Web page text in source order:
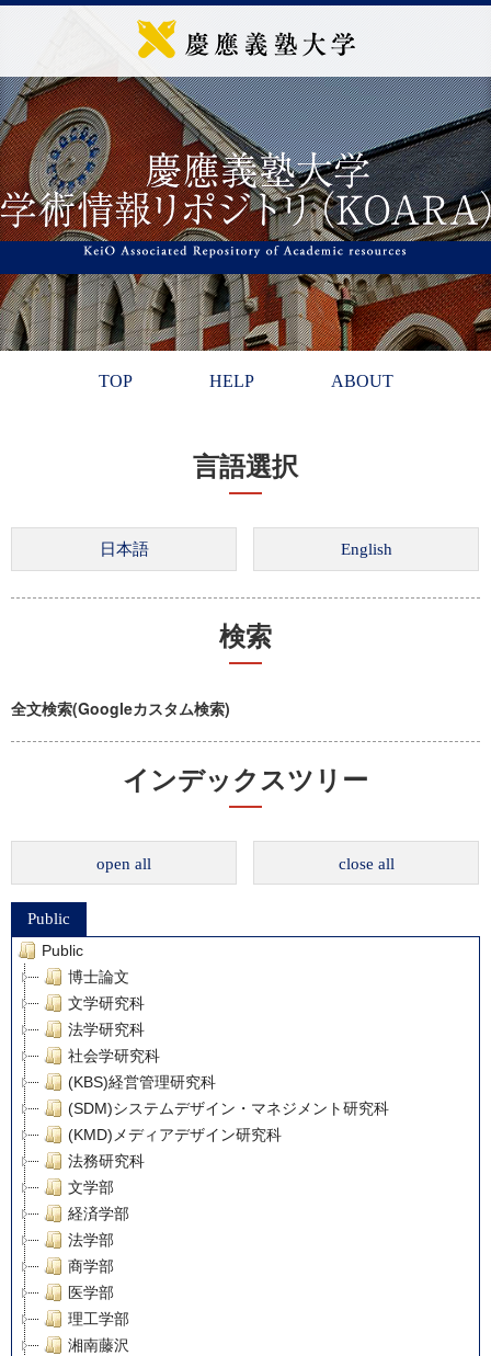
TOP HELP ABOUT
言語選択
検索
全文検索(Googleカスタム検索)
インデックスツリー
open all close all
Public
Public
博士論文
文学研究科
法学研究科
社会学研究科
(KBS)経営管理研究科
(SDM)システムデザイン・マネジメント研究科
(KMD)メディアデザイン研究科
法務研究科
文学部
経済学部
法学部
商学部
医学部
理工学部
湘南藤沢